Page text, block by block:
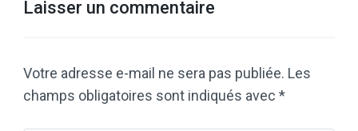
Laisser un commentaire
Votre adresse e-mail ne sera pas publiée. Les
champs obligatoires sont indiqués avec *